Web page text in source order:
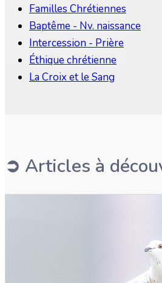
Familles Chrétiennes
Baptême - Nv. naissance
Intercession - Prière
Éthique chrétienne
La Croix et le Sang
➲ Articles à